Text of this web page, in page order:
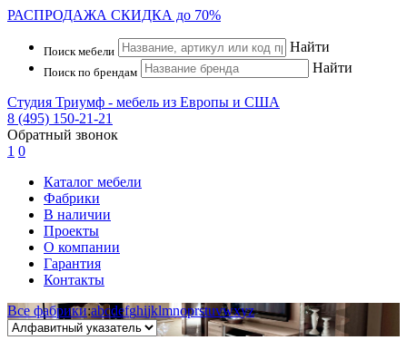
РАСПРОДАЖА СКИДКА до 70%
Поиск мебели Найти
Поиск по брендам Найти
Студия Триумф - мебель из Европы и США
8 (495) 150-21-21
Обратный звонок
1 0
Каталог мебели
Фабрики
В наличии
Проекты
О компании
Гарантия
Контакты
Все фабрики:abcdefghijklmnoprstuvwxyz